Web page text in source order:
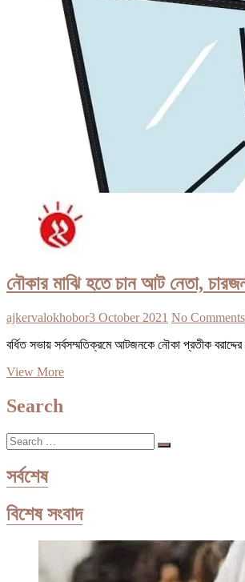
নৌকার মাঝি হতে চান আট নেতা,
ajkervalokhobor3 October 2021 No Comments
বর্ধিত সভায় সর্বসম্মতিক্রমে আটজনকে নৌকা প্রতীক
View Moreনৌকার
Search
Search
…
সর্বশেষ
বিশেষ সংবাদ